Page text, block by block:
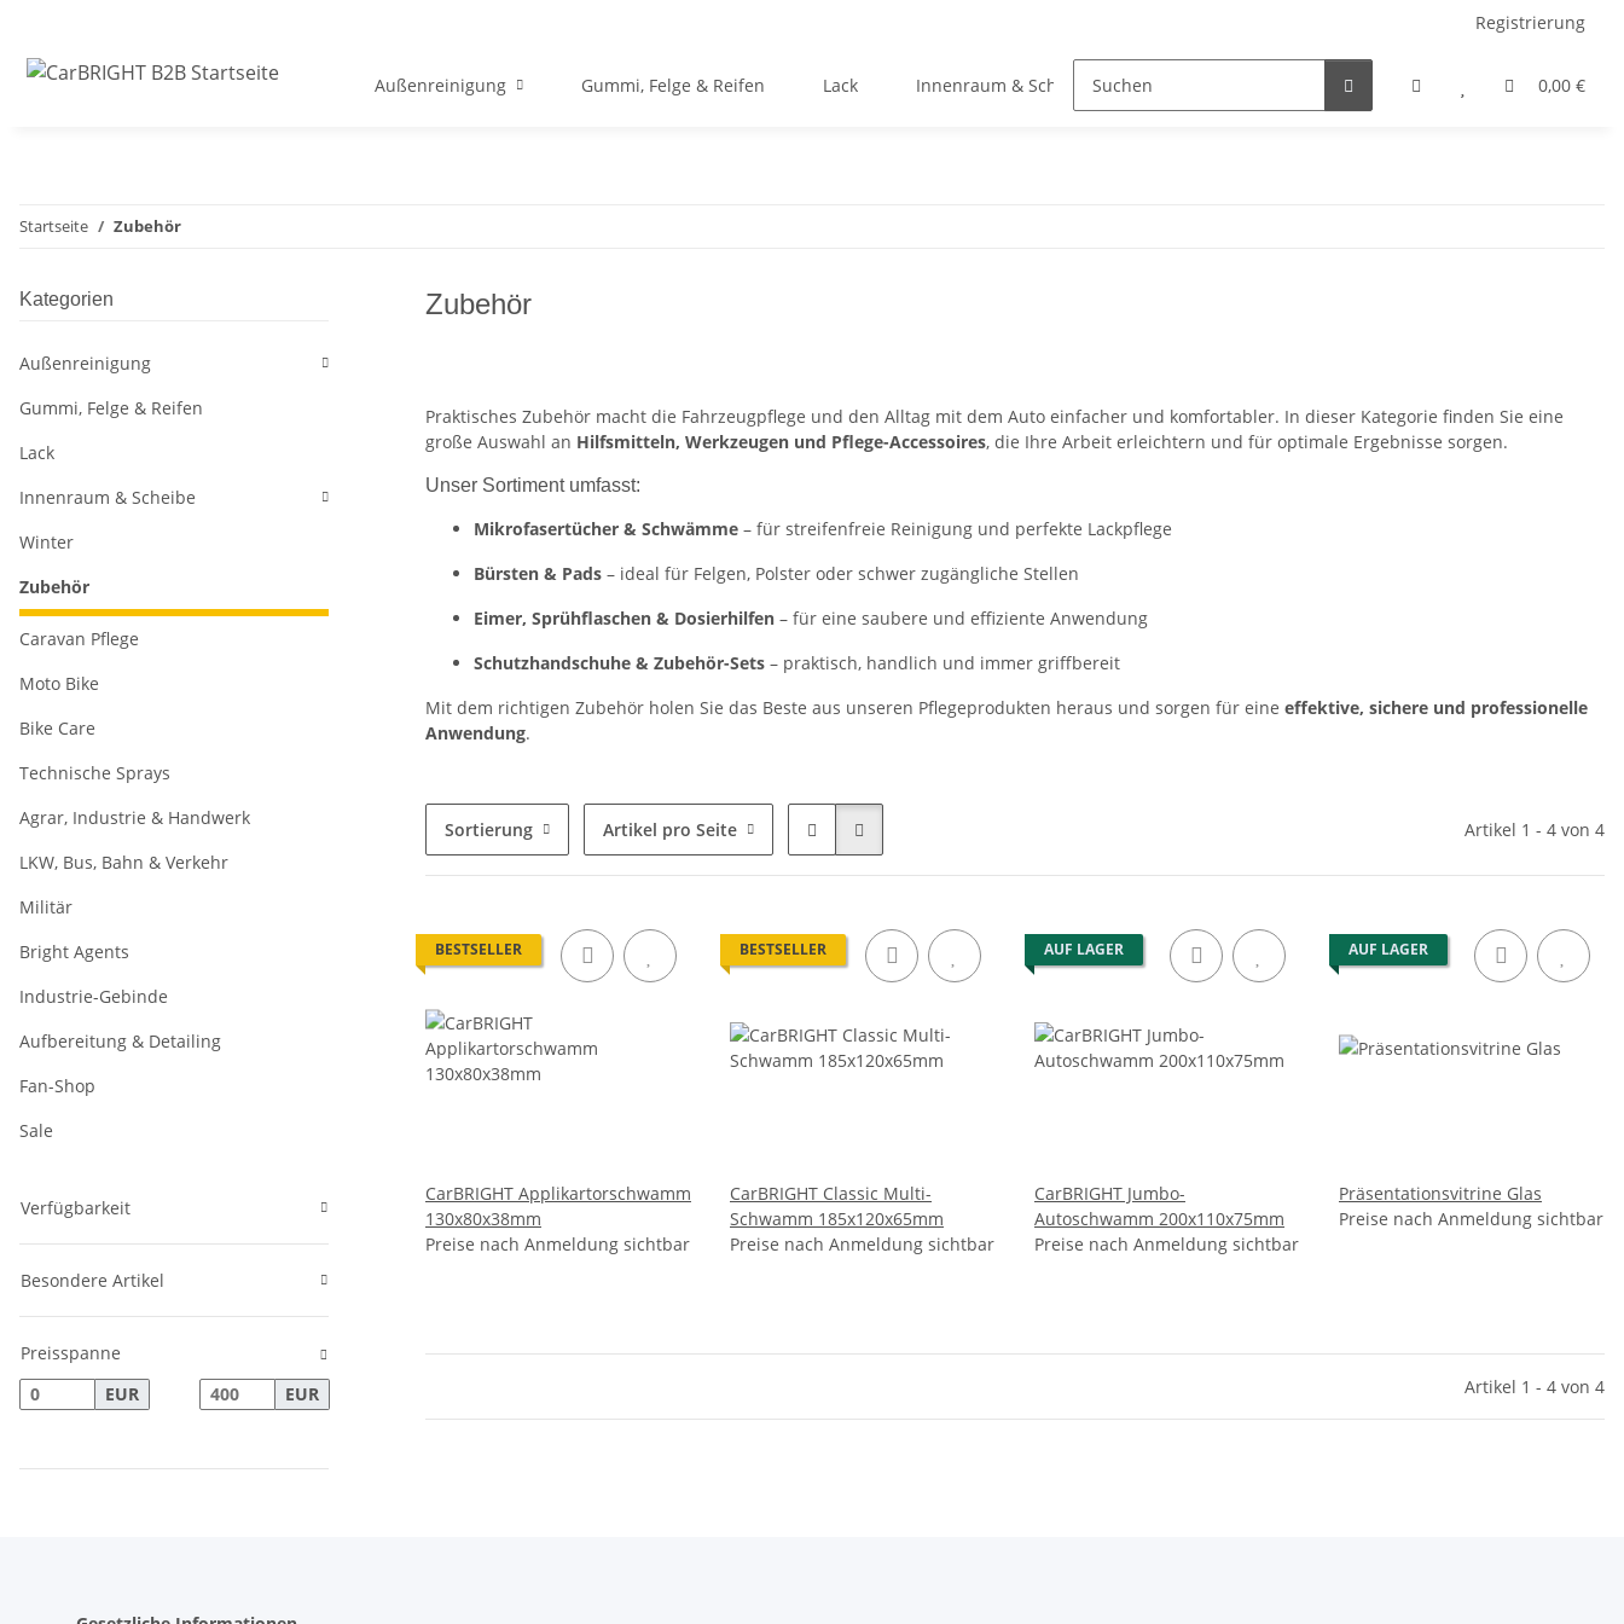
Registrierung
0,00 €
Außenreinigung Gummi, Felge & Reifen Lack Innenraum & Scheibe Zubehör Caravan Pflege
Startseite Zubehör
Zubehör
Praktisches Zubehör macht die Fahrzeugpflege und den Alltag mit dem Auto einfacher und komfortabler. In dieser Kategorie finden Sie eine
große Auswahl an Hilfsmitteln, Werkzeugen und Pflege-Accessoires, die Ihre Arbeit erleichtern und für optimale Ergebnisse sorgen.
Unser Sortiment umfasst:
Mikrofasertücher & Schwämme – für streifenfreie Reinigung und perfekte Lackpflege
Bürsten & Pads – ideal für Felgen, Polster oder schwer zugängliche Stellen
Eimer, Sprühflaschen & Dosierhilfen – für eine saubere und effiziente Anwendung
Schutzhandschuhe & Zubehör-Sets – praktisch, handlich und immer griffbereit
Mit dem richtigen Zubehör holen Sie das Beste aus unseren Pflegeprodukten heraus und sorgen für eine effektive, sichere und professionelle
Anwendung.
Sortierung Artikel pro Seite Artikel 1 - 4 von 4
BESTSELLER
CarBRIGHT Applikartorschwamm
130x80x38mm
Preise nach Anmeldung sichtbar
BESTSELLER
CarBRIGHT Classic Multi-
Schwamm 185x120x65mm
Preise nach Anmeldung sichtbar
AUF LAGER
CarBRIGHT Jumbo-
Autoschwamm 200x110x75mm
Preise nach Anmeldung sichtbar
AUF LAGER
Präsentationsvitrine Glas
Preise nach Anmeldung sichtbar
Artikel 1 - 4 von 4
Kategorien
Außenreinigung
Gummi, Felge & Reifen
Lack
Innenraum & Scheibe
Winter
Zubehör
Caravan Pflege
Moto Bike
Bike Care
Technische Sprays
Agrar, Industrie & Handwerk
LKW, Bus, Bahn & Verkehr
Militär
Bright Agents
Industrie-Gebinde
Aufbereitung & Detailing
Fan-Shop
Sale
Verfügbarkeit
Besondere Artikel
Preisspanne
EUR
EUR